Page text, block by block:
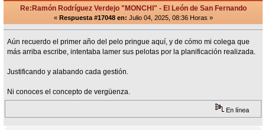
Re:Ramón Rodríguez Verdejo "MONCHI" - El León de San Fernando
« Respuesta #17048 en: Julio 04, 2025, 08:36 Horas »
Aún recuerdo el primer año del pelo pringue aquí, y de cómo mi colega que
más arriba escribe, intentaba lamer sus pelotas por la planificación realizada.
Justificando y alabando cada gestión.
Ni conoces el concepto de vergüenza.
En línea